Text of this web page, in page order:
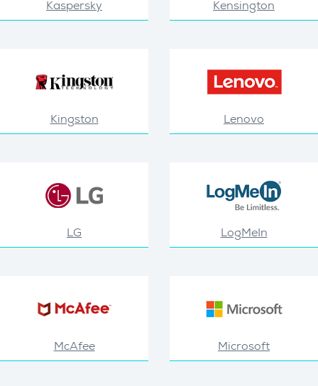
Kaspersky Kensington
Kingston Lenovo
LG LogMeIn
McAfee Microsoft